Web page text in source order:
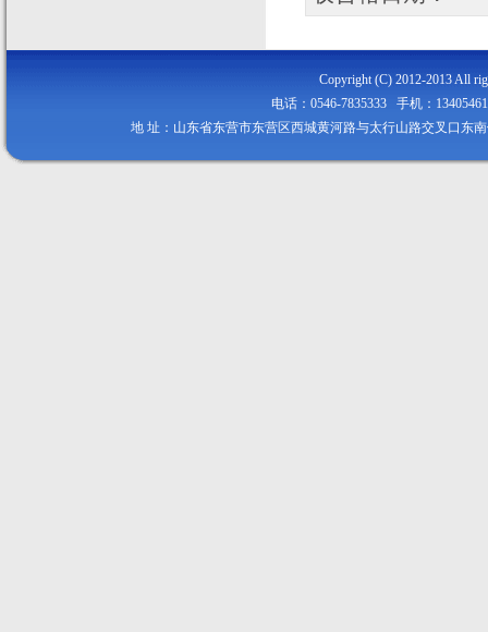
Copyright (C) 2012-2013 All
电话：0546-7835333 手机：
地 址：山东省东营市东营区西城黄河路与太行山路交叉口东